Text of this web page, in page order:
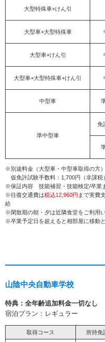
大型特殊車+けん引
大型車+大型特殊車
大型車+けん引
大型車+大型特殊車+けん引
中型車
準中型車
免
※別途料金（大型車・中型車取得の方）
仮免許試験手数料：1,700円（非課税
※保証内容 技能補習・技能検定/卒業
※往復交通費は税込12,960円 まで実費
給
※閑散期の朝・夕は近隣食堂をご利用
※卒業予定日を超えると相部屋に移動と
山陰中央自動車学校
特典：全年齢追加料金一切なし
宿泊プラン：レギュラー
取得コース 所持免